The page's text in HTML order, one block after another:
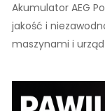
Akumulator AEG
jakość i
maszynami i